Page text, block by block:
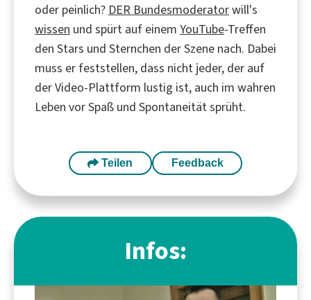
oder peinlich? DER Bundesmoderatorwill's
wissen und spürt auf einem YouTube-Treffen
den Stars und Sternchen der Szene nach. Dabei
muss er feststellen, dass nicht jeder, der auf
der Video-Plattform lustig ist, auch im wahren
Leben vor Spaß und Spontaneität sprüht.
Teilen Feedback
Infos: